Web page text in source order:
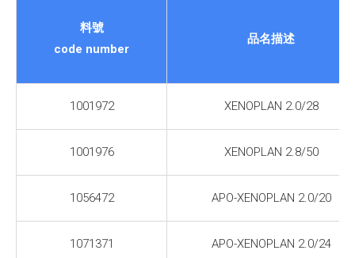
料號
code number
品名描述
1001972 XENOPLAN 2.0/28
1001976 XENOPLAN 2.8/50
1056472 APO-XENOPLAN 2.0/20
1071371 APO-XENOPLAN 2.0/24